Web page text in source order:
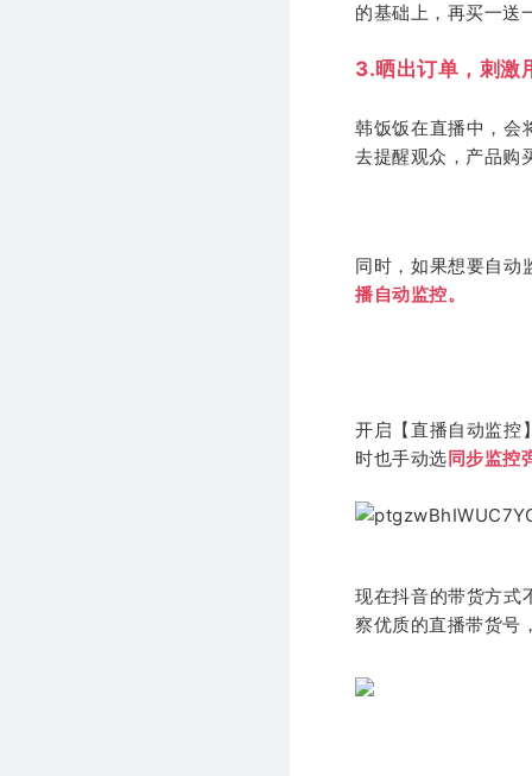
的基础上，再买一送
3.晒出订单，刺激
韩饭饭在直播中，会
去提醒观众，产品购
同时，如果想要自动
播自动监控。
开启【直播自动监控
时也手动选同步监控
现在抖音的带货方式
察优质的直播带货号